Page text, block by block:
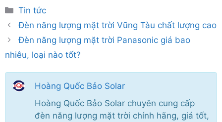
Danh
mục
Tin tức
Đèn năng lượng mặt trời Vũng Tàu chất lượng cao
Đèn năng lượng mặt trời Panasonic giá bao
nhiêu, loại nào tốt?
Hoàng Quốc Bảo Solar
Hoàng Quốc Bảo Solar chuyên cung cấp
đèn năng lượng mặt trời chính hãng, giá tốt,